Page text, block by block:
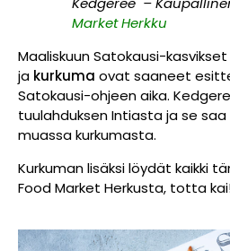
Market Herkku
Maaliskuun Satokausi-kasvikset
ja kurkuma ovat saaneet
Satokausi-ohjeen aika.
tuulahduksen Intiasta ja se
muassa kurkumasta.
Kurkuman lisäksi löydät kaikki
Food Market Herkusta, totta